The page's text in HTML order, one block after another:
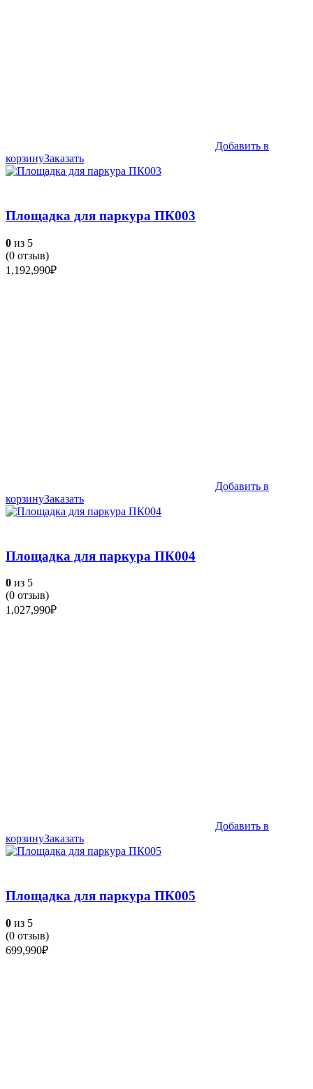
Добавить в
корзинуЗаказать
Площадка для паркура ПК003
0 из 5
(0 отзыв)
1,192,990₽
Добавить в
корзинуЗаказать
Площадка для паркура ПК004
0 из 5
(0 отзыв)
1,027,990₽
Добавить в
корзинуЗаказать
Площадка для паркура ПК005
0 из 5
(0 отзыв)
699,990₽